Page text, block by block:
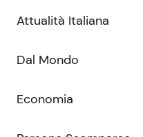
Attualità Italiana
Dal Mondo
Economia